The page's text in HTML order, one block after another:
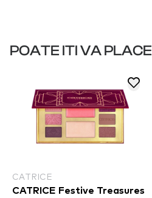
POATE ITI VA
CATRICE
CATRICE Festive Treasures